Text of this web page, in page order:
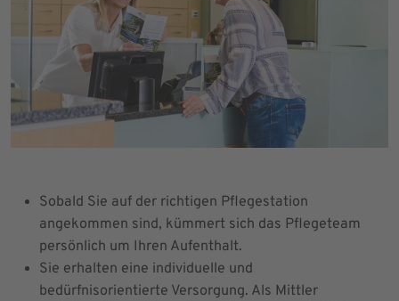
Sobald Sie auf der richtigen Pflegestation
angekommen sind, kümmert sich das Pflegeteam
persönlich um Ihren Aufenthalt.
Sie erhalten eine individuelle und
bedürfnisorientierte Versorgung. Als Mittler